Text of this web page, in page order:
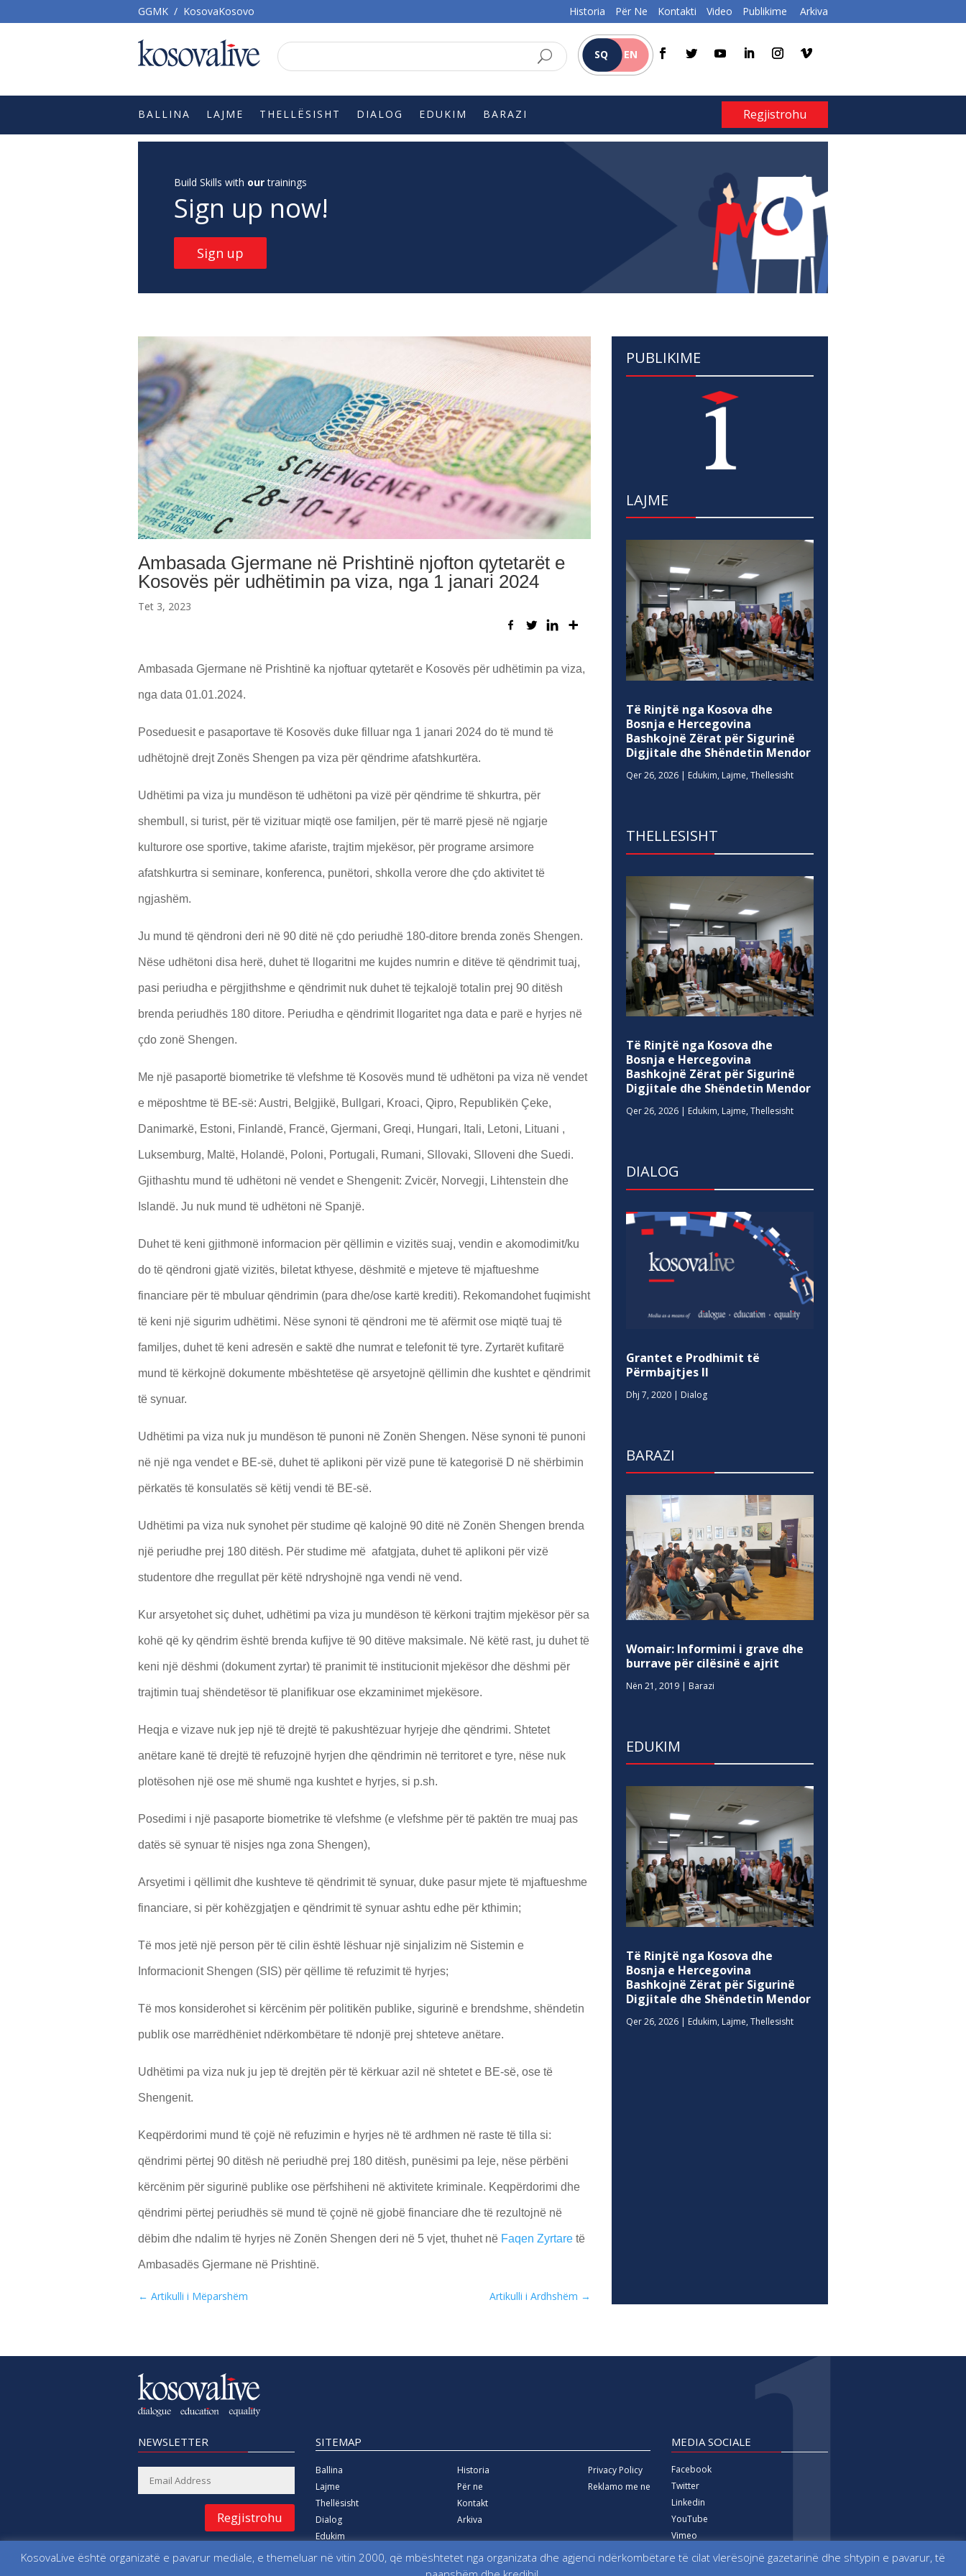
GGMK / KosovaKosovo Historia Për Ne Kontakti Video Publikime Arkiva
SQ EN
BALLINA LAJME THELLËSISHT DIALOG EDUKIM BARAZI Regjistrohu
Build Skills with ourtrainings
Sign up now!
Sign up
Ambasada Gjermane në Prishtinë njofton qytetarët e
Kosovës për udhëtimin pa viza, nga 1 janari 2024
Tet 3, 2023
Ambasada Gjermane në Prishtinë ka njoftuar qytetarët e Kosovës për udhëtimin pa viza,
nga data 01.01.2024.
Poseduesit e pasaportave të Kosovës duke filluar nga 1 janari 2024 do të mund të
udhëtojnë drejt Zonës Shengen pa viza për qëndrime afatshkurtëra.
Udhëtimi pa viza ju mundëson të udhëtoni pa vizë për qëndrime të shkurtra, për
shembull, si turist, për të vizituar miqtë ose familjen, për të marrë pjesë në ngjarje
kulturore ose sportive, takime afariste, trajtim mjekësor, për programe arsimore
afatshkurtra si seminare, konferenca, punëtori, shkolla verore dhe çdo aktivitet të
ngjashëm.
Ju mund të qëndroni deri në 90 ditë në çdo periudhë 180-ditore brenda zonës Shengen.
Nëse udhëtoni disa herë, duhet të llogaritni me kujdes numrin e ditëve të qëndrimit tuaj,
pasi periudha e përgjithshme e qëndrimit nuk duhet të tejkalojë totalin prej 90 ditësh
brenda periudhës 180 ditore. Periudha e qëndrimit llogaritet nga data e parë e hyrjes në
çdo zonë Shengen.
Me një pasaportë biometrike të vlefshme të Kosovës mund të udhëtoni pa viza në vendet
e mëposhtme të BE-së: Austri, Belgjikë, Bullgari, Kroaci, Qipro, Republikën Çeke,
Danimarkë, Estoni, Finlandë, Francë, Gjermani, Greqi, Hungari, Itali, Letoni, Lituani ,
Luksemburg, Maltë, Holandë, Poloni, Portugali, Rumani, Sllovaki, Slloveni dhe Suedi.
Gjithashtu mund të udhëtoni në vendet e Shengenit: Zvicër, Norvegji, Lihtenstein dhe
Islandë. Ju nuk mund të udhëtoni në Spanjë.
Duhet të keni gjithmonë informacion për qëllimin e vizitës suaj, vendin e akomodimit/ku
do të qëndroni gjatë vizitës, biletat kthyese, dëshmitë e mjeteve të mjaftueshme
financiare për të mbuluar qëndrimin (para dhe/ose kartë krediti). Rekomandohet fuqimisht
të keni një sigurim udhëtimi. Nëse synoni të qëndroni me të afërmit ose miqtë tuaj të
familjes, duhet të keni adresën e saktë dhe numrat e telefonit të tyre. Zyrtarët kufitarë
mund të kërkojnë dokumente mbështetëse që arsyetojnë qëllimin dhe kushtet e qëndrimit
të synuar.
Udhëtimi pa viza nuk ju mundëson të punoni në Zonën Shengen. Nëse synoni të punoni
në një nga vendet e BE-së, duhet të aplikoni për vizë pune të kategorisë D në shërbimin
përkatës të konsulatës së këtij vendi të BE-së.
Udhëtimi pa viza nuk synohet për studime që kalojnë 90 ditë në Zonën Shengen brenda
një periudhe prej 180 ditësh. Për studime më afatgjata, duhet të aplikoni për vizë
studentore dhe rregullat për këtë ndryshojnë nga vendi në vend.
Kur arsyetohet siç duhet, udhëtimi pa viza ju mundëson të kërkoni trajtim mjekësor për sa
kohë që ky qëndrim është brenda kufijve të 90 ditëve maksimale. Në këtë rast, ju duhet të
keni një dëshmi (dokument zyrtar) të pranimit të institucionit mjekësor dhe dëshmi për
trajtimin tuaj shëndetësor të planifikuar ose ekzaminimet mjekësore.
Heqja e vizave nuk jep një të drejtë të pakushtëzuar hyrjeje dhe qëndrimi. Shtetet
anëtare kanë të drejtë të refuzojnë hyrjen dhe qëndrimin në territoret e tyre, nëse nuk
plotësohen një ose më shumë nga kushtet e hyrjes, si p.sh.
Posedimi i një pasaporte biometrike të vlefshme (e vlefshme për të paktën tre muaj pas
datës së synuar të nisjes nga zona Shengen),
Arsyetimi i qëllimit dhe kushteve të qëndrimit të synuar, duke pasur mjete të mjaftueshme
financiare, si për kohëzgjatjen e qëndrimit të synuar ashtu edhe për kthimin;
Të mos jetë një person për të cilin është lëshuar një sinjalizim në Sistemin e
Informacionit Shengen (SIS) për qëllime të refuzimit të hyrjes;
Të mos konsiderohet si kërcënim për politikën publike, sigurinë e brendshme, shëndetin
publik ose marrëdhëniet ndërkombëtare të ndonjë prej shteteve anëtare.
Udhëtimi pa viza nuk ju jep të drejtën për të kërkuar azil në shtetet e BE-së, ose të
Shengenit.
Keqpërdorimi mund të çojë në refuzimin e hyrjes në të ardhmen në raste të tilla si:
qëndrimi përtej 90 ditësh në periudhë prej 180 ditësh, punësimi pa leje, nëse përbëni
kërcënim për sigurinë publike ose përfshiheni në aktivitete kriminale. Keqpërdorimi dhe
qëndrimi përtej periudhës së mund të çojnë në gjobë financiare dhe të rezultojnë në
dëbim dhe ndalim të hyrjes në Zonën Shengen deri në 5 vjet, thuhet në Faqen Zyrtare të
Ambasadës Gjermane në Prishtinë.
← Artikulli i Mëparshëm Artikulli i Ardhshëm →
PUBLIKIME
LAJME
Të Rinjtë nga Kosova dhe
Bosnja e Hercegovina
Bashkojnë Zërat për Sigurinë
Digjitale dhe Shëndetin Mendor
Qer 26, 2026 | Edukim, Lajme,Thellesisht
THELLESISHT
Të Rinjtë nga Kosova dhe
Bosnja e Hercegovina
Bashkojnë Zërat për Sigurinë
Digjitale dhe Shëndetin Mendor
Qer 26, 2026 | Edukim, Lajme,Thellesisht
DIALOG
Grantet e Prodhimit të
Përmbajtjes II
Dhj 7, 2020 | Dialog
BARAZI
Womair: Informimi i grave dhe
burrave për cilësinë e ajrit
Nën 21, 2019 | Barazi
EDUKIM
Të Rinjtë nga Kosova dhe
Bosnja e Hercegovina
Bashkojnë Zërat për Sigurinë
Digjitale dhe Shëndetin Mendor
Qer 26, 2026 | Edukim, Lajme,Thellesisht
NEWSLETTER
Regjistrohu
SITEMAP
Ballina
Lajme
Thellësisht
Dialog
Edukim
Barazi
Historia
Për ne
Kontakt
Arkiva
Privacy Policy
Reklamo me ne
MEDIA SOCIALE
Facebook
Twitter
Linkedin
YouTube
Vimeo
Instagram
KosovaLive është organizatë e pavarur mediale, e themeluar në vitin 2000, që mbështetet nga organizata dhe agjenci ndërkombëtare të cilat vlerësojnë gazetarinë dhe shtypin e pavarur, të